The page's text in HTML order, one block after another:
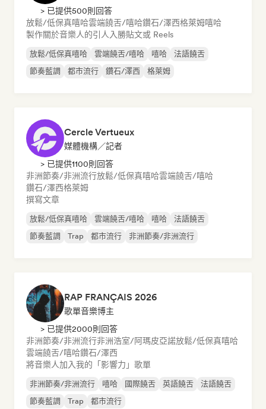
> 已提供500則回答
放鬆/低保真嘻哈雲端饒舌/嘻哈鑽石/澤西格萊姆嘻哈
製作關於音樂人的引人入勝貼文或 Reels
放鬆/低保真嘻哈 雲端饒舌/嘻哈 嘻哈
法語饒舌
節奏藍調
都市流行 鑽石/澤西 格萊姆
Cercle Vertueux
媒體機構／記者
> 已提供1100則回答
非洲節奏/非洲流行放鬆/低保真嘻哈雲端饒舌/嘻哈
鑽石/澤西格萊姆
撰寫文章
放鬆/低保真嘻哈 雲端饒舌/嘻哈 嘻哈
法語饒舌
節奏藍調
Trap 都市流行 非洲節奏/非洲流行
RAP FRANÇAIS 2026
歌單音樂博主
> 已提供2000則回答
非洲節奏/非洲流行非洲浩室/阿瑪皮亞諾放鬆/低保真嘻哈
雲端饒舌/嘻哈鑽石/澤西
將音樂人加入我的「影響力」歌單
非洲節奏/非洲流行 嘻哈 國際饒舌 英語饒舌
法語饒舌
節奏藍調
Trap 都市流行